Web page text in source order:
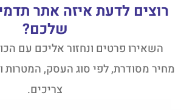
רוצים לדעת איזה אתר
שלכם?
השאירו פרטים ונחזור אליכם עם
מחיר מסודרת, לפי סוג העסק,
צריכים.